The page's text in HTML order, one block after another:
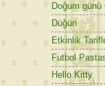
Doğum
Düğün
Etkinlik
Futbol
Hello Kitty